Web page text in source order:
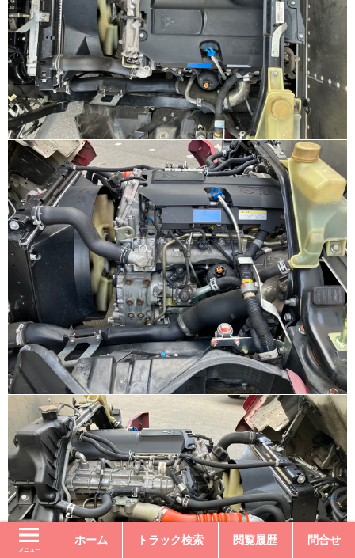
メニュー
ホーム トラック検索 閲覧履歴 問合せ